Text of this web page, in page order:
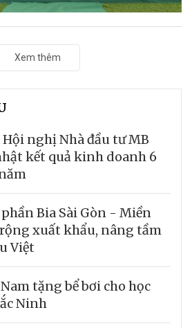
Xem thêm
Hội nghị Nhà đầu tư MB
kết quả kinh doanh 6
Bia Sài Gòn - Miền
xuất khẩu, nâng tầm
Việt
tặng bể bơi cho học
Ninh